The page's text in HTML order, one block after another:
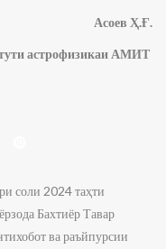
Асоев Ҳ.Ғ.
астрофизикаи АМИТ
соли 2024 таҳти
Бахтиёр Тавар
ва раъйпурсии